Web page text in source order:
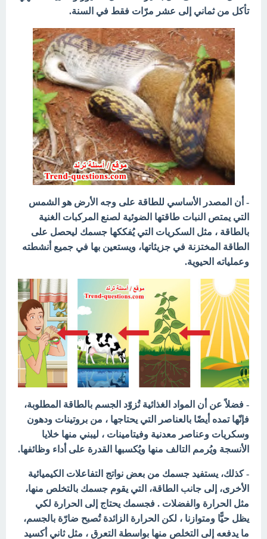
تأكل من ثماني إلى عشر مرّات فقط في السنة.
- أن المصدر الأساسي للطاقة على وجه الأرض هو الشمس
التي يمتص النبات طاقتها الضوئية لصنع المركبات الغنية
بالطاقة ، مثل السكريات التي يُفككها جسمك ليحصل على
الطاقة المختزنة في جزيئاتها، ويستعين بها في جميع أنشطته
وعملياته الحيوية.
- فضلاً عن أن المواد الغذائية تُزوّد الجسم بالطاقة المطلوبة،
فإنّها تمده أيضًا بالعناصر التي يحتاجها ، من بروتينات ودهون
وسكريات وعناصر معدنية وفيتامينات ، ليبني منها خلايا
الأنسجة ويُرمم التالف منها ويُكسبها القدرة على أداء وظائفها.
- كذلك، يستفيد جسمك من بعض نواتج التفاعلات الكيميائية
الأخرى، إلى جانب الطاقة، التي يقوم جسمك بالتخلص منها،
مثل الحرارة والفضلات . فجسمك يحتاج إلى الحرارة لكي
يظل حيًّا ومتوازنا ، لكن الحرارة الزائدة تُصبح ضارّة بالجسم،
ما يدفعه إلى التخلص منها بواسطة التعرق ، مثل ثاني أكسيد